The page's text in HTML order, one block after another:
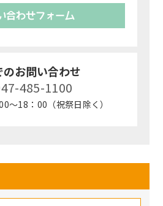
合わせフォーム
のお問い合わせ
485-1100
～18：00（祝祭日除く）